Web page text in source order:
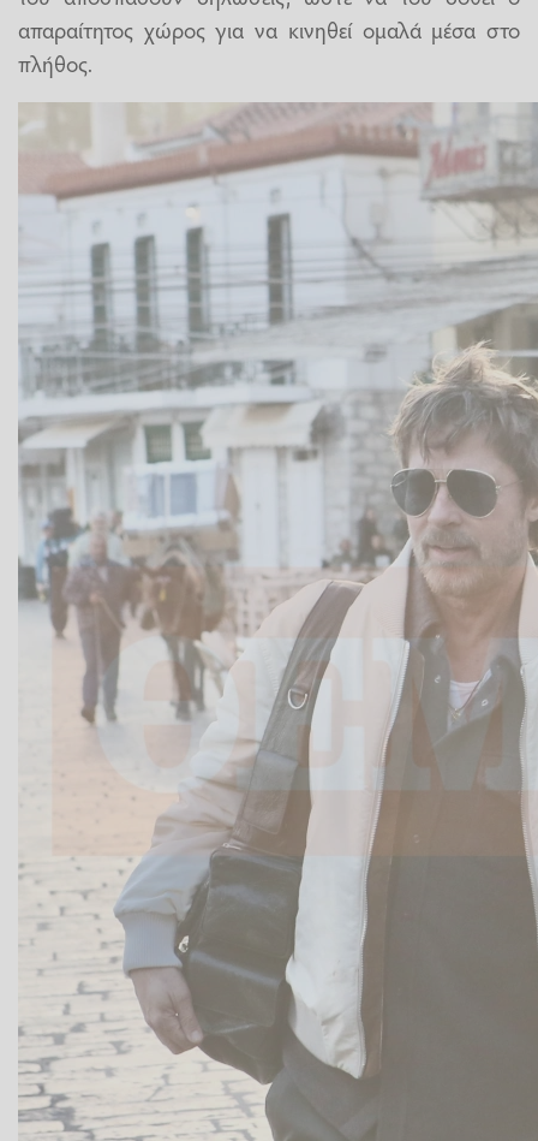
απαραίτητος χώρος για να κινηθεί ομαλά μέσα στο
πλήθος.